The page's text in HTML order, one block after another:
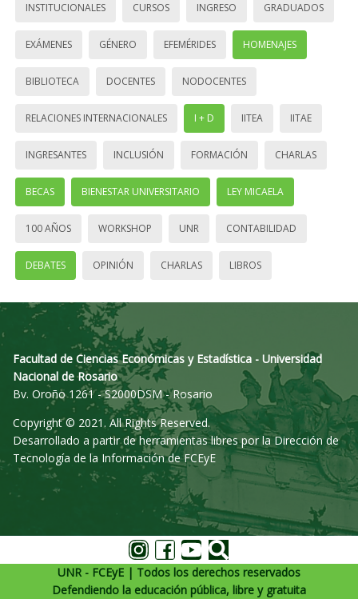
INSTITUCIONALES CURSOS INGRESO GRADUADOS
EXÁMENES GÉNERO EFEMÉRIDES HOMENAJES
BIBLIOTECA DOCENTES NODOCENTES
RELACIONES INTERNACIONALES I + D IITEA IITAE
INGRESANTES INCLUSIÓN FORMACIÓN CHARLAS
BECAS BIENESTAR UNIVERSITARIO LEY MICAELA
100 AÑOS WORKSHOP UNR CONTABILIDAD
DEBATES OPINIÓN CHARLAS LIBROS
Facultad de Ciencias Económicas y Estadística - Universidad
Nacional de Rosario
Bv. Oroño 1261 - S2000DSM - Rosario
Copyright © 2021. All Rights Reserved.
Desarrollado a partir de herramientas libres por la Dirección de
Tecnología de la Información de FCEyE
UNR - FCEyE | Todos los derechos reservados
Defendiendo la educación pública, libre y gratuita